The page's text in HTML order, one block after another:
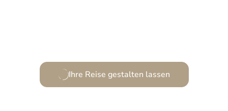
Ihre Reise gestalten lassen